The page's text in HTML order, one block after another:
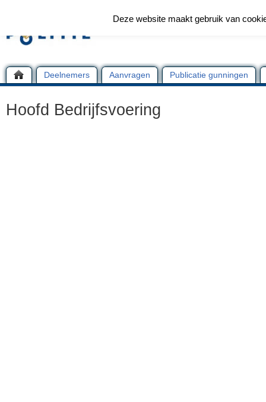
Deelnemers Aanvragen Publicatie gunningen
Hoofd Bedrijfsvoering
Deze website maakt gebruik van